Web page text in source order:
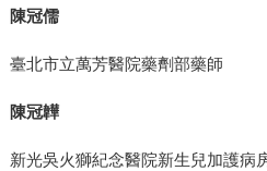
陳冠儒
臺北市立萬芳醫院藥劑部藥師
陳冠韡
新光吳火獅紀念醫院新生兒加護病